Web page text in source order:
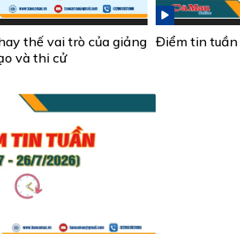
thế vai trò của giảng
và thi cử
Điểm tin